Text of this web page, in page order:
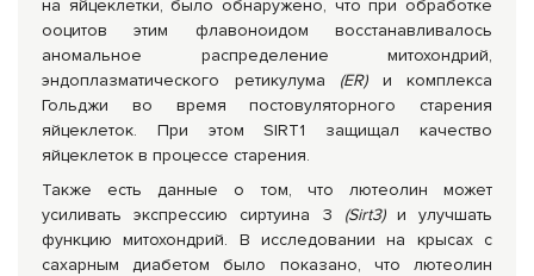
на яйцеклетки, было обнаружено, что при обработке
ооцитов этим флавоноидом восстанавливалось
аномальное распределение митохондрий,
эндоплазматического ретикулума (ER)и комплекса
Гольджи во время постовуляторного старения
яйцеклеток. При этом SIRT1 защищал качество
яйцеклеток в процессе старения.
Также есть данные о том, что лютеолин может
усиливать экспрессию сиртуина 3 (Sirt3)и улучшать
функцию митохондрий. В исследовании на крысах с
сахарным диабетом было показано, что лютеолин